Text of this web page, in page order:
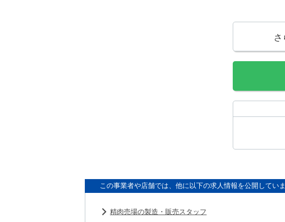
この事業者や店舗では、他に以下の求人情報を公開していま
精肉売場の製造・販売スタッフ